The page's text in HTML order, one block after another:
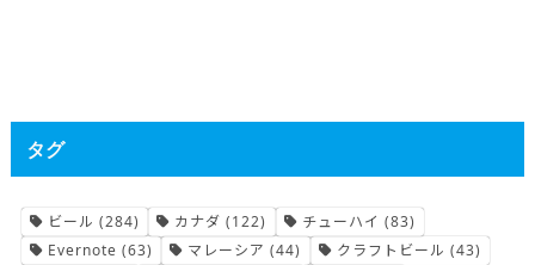
タグ
ビール (284) カナダ (122) チューハイ (83)
Evernote (63) マレーシア (44) クラフトビール (43)